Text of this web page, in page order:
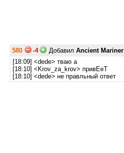
580 -4 Добавил Ancient Mariner
[18:09] <dede> тваю а
[18:10] <Krov_za_krov> привЕеТ
[18:10] <dede> не правльный ответ